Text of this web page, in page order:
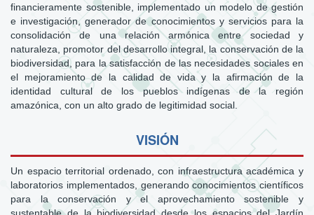
financieramente sostenible, implementado un modelo de gestión
e investigación, generador de conocimientos y servicios para la
consolidación de una relación armónica entre sociedad y
naturaleza, promotor del desarrollo integral, la conservación de la
biodiversidad, para la satisfacción de las necesidades sociales en
el mejoramiento de la calidad de vida y la afirmación de la
identidad cultural de los pueblos indígenas de la región
amazónica, con un alto grado de legitimidad social.
VISIÓN
Un espacio territorial ordenado, con infraestructura académica y
laboratorios implementados, generando conocimientos científicos
para la conservación y el aprovechamiento sostenible y
sustentable de la biodiversidad desde los espacios del Jardín